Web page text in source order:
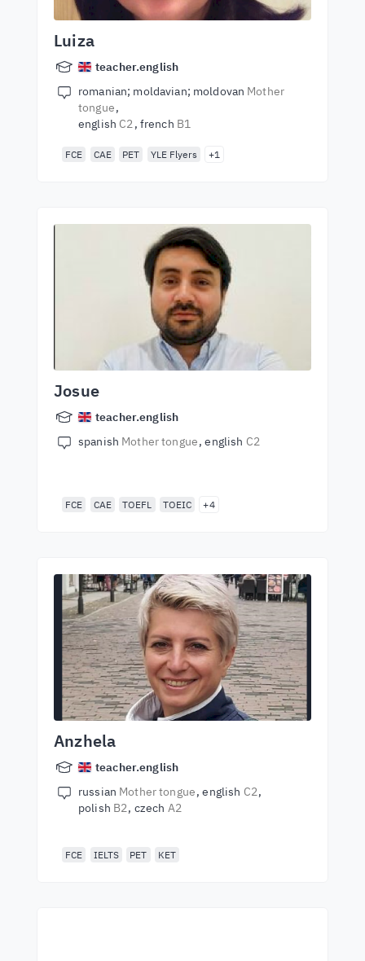
Luiza
teacher.english
romanian; moldavian; moldovan Mother
tongue
english C2 french B1
FCE CAE PET YLE Flyers +1
Josue
teacher.english
spanish Mother tongue english C2
FCE CAE TOEFL TOEIC +4
Anzhela
teacher.english
russian Mother tongue english C2
polish B2 czech A2
FCE IELTS PET KET